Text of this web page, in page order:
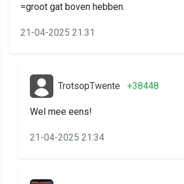
=groot gat boven hebben.
21-04-2025 21:31
TrotsopTwente +38448
Wel mee eens!
21-04-2025 21:34